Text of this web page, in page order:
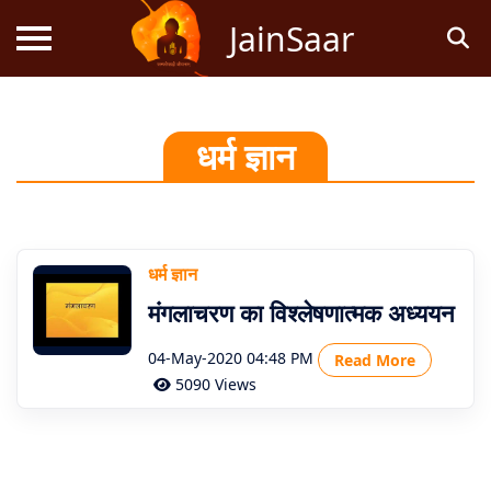
जैन
कथाएं
JainSaar
धर्म ज्ञान
धर्म ज्ञान
मंगलाचरण का विश्लेषणात्मक अध्ययन
04-May-2020 04:48 PM
Read More
5090 Views